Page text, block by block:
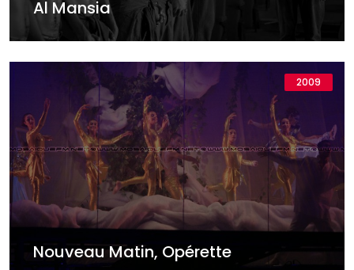
Al Mansia
2009
Nouveau Matin, Opérette